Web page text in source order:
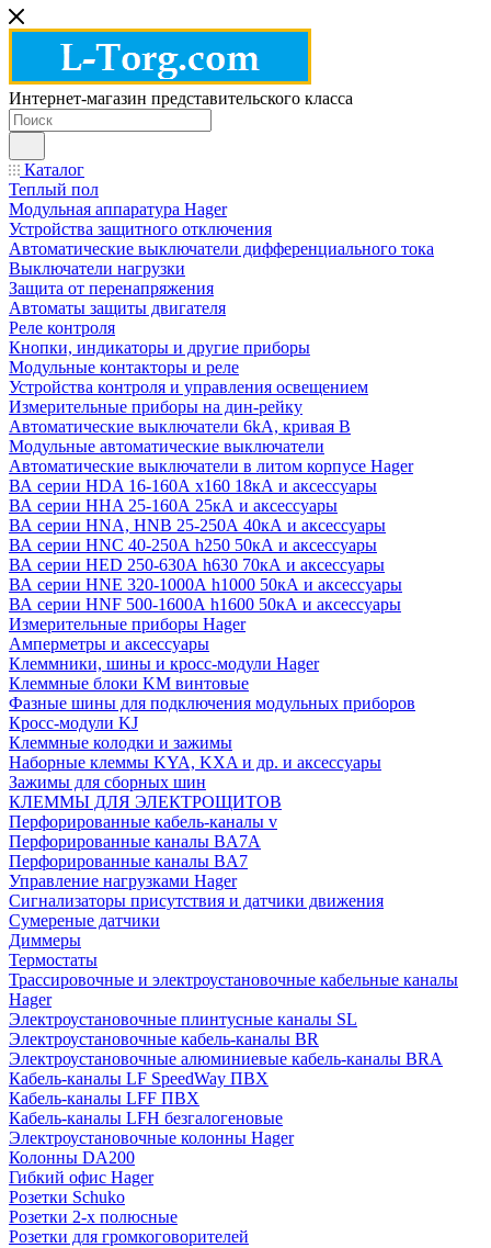
Интернет-магазин представительского класса
Каталог
Теплый пол
Модульная аппаратура Hager
Устройства защитного отключения
Автоматические выключатели дифференциального тока
Выключатели нагрузки
Защита от перенапряжения
Автоматы защиты двигателя
Реле контроля
Кнопки, индикаторы и другие приборы
Модульные контакторы и реле
Устройства контроля и управления освещением
Измерительные приборы на дин-рейку
Автоматические выключатели 6kA, кривая В
Модульные автоматические выключатели
Автоматические выключатели в литом корпусе Hager
ВА серии HDA 16-160А x160 18кА и аксессуары
ВА серии HHA 25-160А 25кА и аксессуары
ВА серии HNA, HNB 25-250А 40кА и аксессуары
ВА серии HNC 40-250А h250 50кА и аксессуары
ВА серии HED 250-630А h630 70кА и аксессуары
ВА серии HNE 320-1000А h1000 50кА и аксессуары
ВА серии HNF 500-1600А h1600 50кА и аксессуары
Измерительные приборы Hager
Амперметры и аксессуары
Клеммники, шины и кросс-модули Hager
Клеммные блоки KM винтовые
Фазные шины для подключения модульных приборов
Кросс-модули KJ
Клеммные колодки и зажимы
Наборные клеммы KYA, KXA и др. и аксессуары
Зажимы для сборных шин
КЛЕММЫ ДЛЯ ЭЛЕКТРОЩИТОВ
Перфорированные кабель-каналы v
Перфорированные каналы BA7A
Перфорированные каналы BA7
Управление нагрузками Hager
Сигнализаторы присутствия и датчики движения
Сумереные датчики
Диммеры
Термостаты
Трассировочные и электроустановочные кабельные каналы
Hager
Электроустановочные плинтусные каналы SL
Электроустановочные кабель-каналы BR
Электроустановочные алюминиевые кабель-каналы BRA
Кабель-каналы LF SpeedWay ПВХ
Кабель-каналы LFF ПВХ
Кабель-каналы LFH безгалогеновые
Электроустановочные колонны Hager
Колонны DA200
Гибкий офис Hager
Розетки Schuko
Розетки 2-х полюсные
Розетки для громкоговорителей